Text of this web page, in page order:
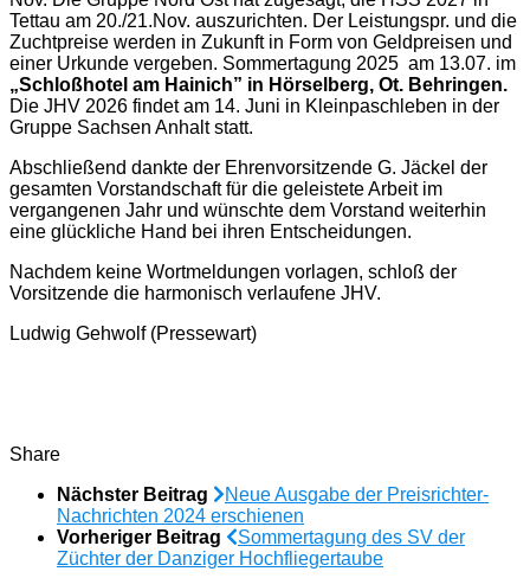
Tettau am 20./21.Nov. auszurichten. Der Leistungspr. und die
Zuchtpreise werden in Zukunft in Form von Geldpreisen und
einer Urkunde vergeben. Sommertagung 2025 am 13.07. im
„Schloßhotel am Hainich” in Hörselberg, Ot. Behringen.
Die JHV 2026 findet am 14. Juni in Kleinpaschleben in der
Gruppe Sachsen Anhalt statt.
Abschließend dankte der Ehrenvorsitzende G. Jäckel der
gesamten Vorstandschaft für die geleistete Arbeit im
vergangenen Jahr und wünschte dem Vorstand weiterhin
eine glückliche Hand bei ihren Entscheidungen.
Nachdem keine Wortmeldungen vorlagen, schloß der
Vorsitzende die harmonisch verlaufene JHV.
Ludwig Gehwolf (Pressewart)
Share
Nächster Beitrag
Neue Ausgabe der Preisrichter-
Nachrichten 2024 erschienen
Vorheriger Beitrag
Sommertagung des SV der
Züchter der Danziger Hochfliegertaube